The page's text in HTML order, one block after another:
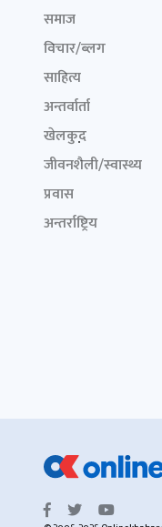
समाज
विचार/ब्लग
साहित्य
अन्तर्वार्ता
खेलकुद़़
जीवनशैली/स्वास्थ्य
प्रवास
अन्तर्राष्ट्रिय